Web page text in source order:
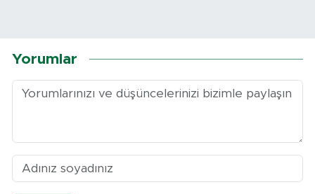
Yorumlar